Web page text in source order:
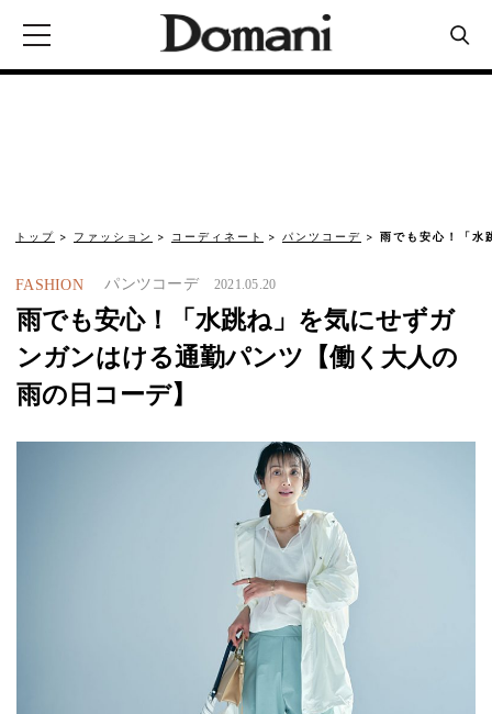
トップ ファッション コーディネート パンツコーデ 雨でも安心！「水
FASHION パンツコーデ 2021.05.20
雨でも安心！「水跳ね」を気にせずガ
ンガンはける通勤パンツ【働く大人の
雨の日コーデ】